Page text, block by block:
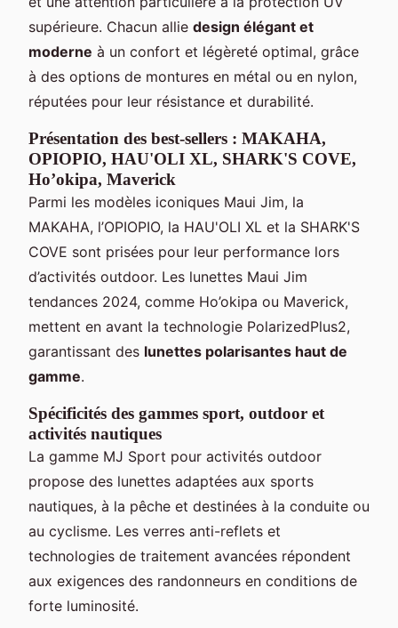
supérieure. Chacun allie design élégant et
moderne à un confort et légèreté optimal, grâce
à des options de montures en métal ou en nylon,
réputées pour leur résistance et durabilité.
Présentation des best-sellers : MAKAHA,
OPIOPIO, HAU'OLI XL, SHARK'S COVE,
Ho’okipa, Maverick
Parmi les modèles iconiques Maui Jim, la
MAKAHA, l’OPIOPIO, la HAU'OLI XL et la SHARK'S
COVE sont prisées pour leur performance lors
d’activités outdoor. Les lunettes Maui Jim
tendances 2024, comme Ho’okipa ou Maverick,
mettent en avant la technologie PolarizedPlus2,
garantissant des lunettes polarisantes haut de
gamme.
Spécificités des gammes sport, outdoor et
activités nautiques
La gamme MJ Sport pour activités outdoor
propose des lunettes adaptées aux sports
nautiques, à la pêche et destinées à la conduite ou
au cyclisme. Les verres anti-reflets et
technologies de traitement avancées répondent
aux exigences des randonneurs en conditions de
forte luminosité.